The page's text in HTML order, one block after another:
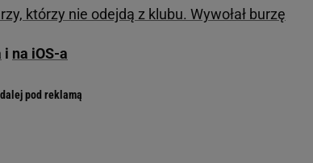
którzy nie odejdą z klubu. Wywołał burzę
i na iOS-a